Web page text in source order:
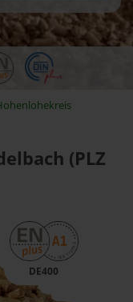
(PLZ
DE400